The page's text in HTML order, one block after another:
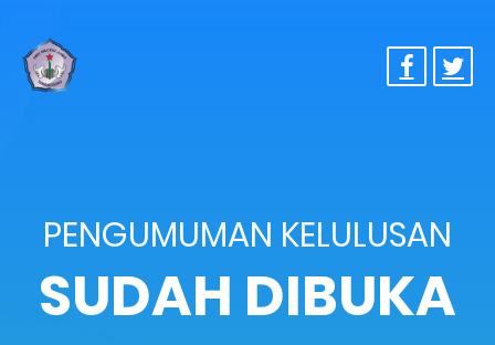
PENGUMUMAN KELULUSAN
SUDAH DIBUKA